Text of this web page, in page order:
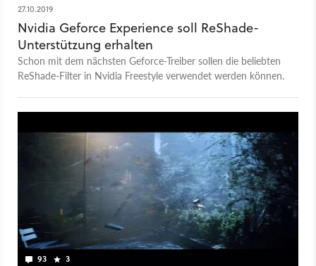
27.10.2019
Nvidia Geforce Experience soll ReShade-
Unterstützung erhalten
Schon mit dem nächsten Geforce-Treiber sollen die beliebten
ReShade-Filter in Nvidia Freestyle verwendet werden können.
93 3